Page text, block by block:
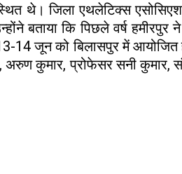
थे। जिला एथलेटिक्स
बताया कि पिछले वर्ष
जून को बिलासपुर में आयोजित
अरुण कुमार, प्रोफेसर सनी